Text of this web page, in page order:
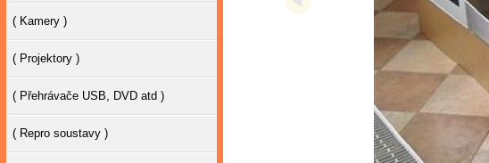
( Kamery )
( Projektory )
( Přehrávače USB, DVD atd )
( Repro soustavy )